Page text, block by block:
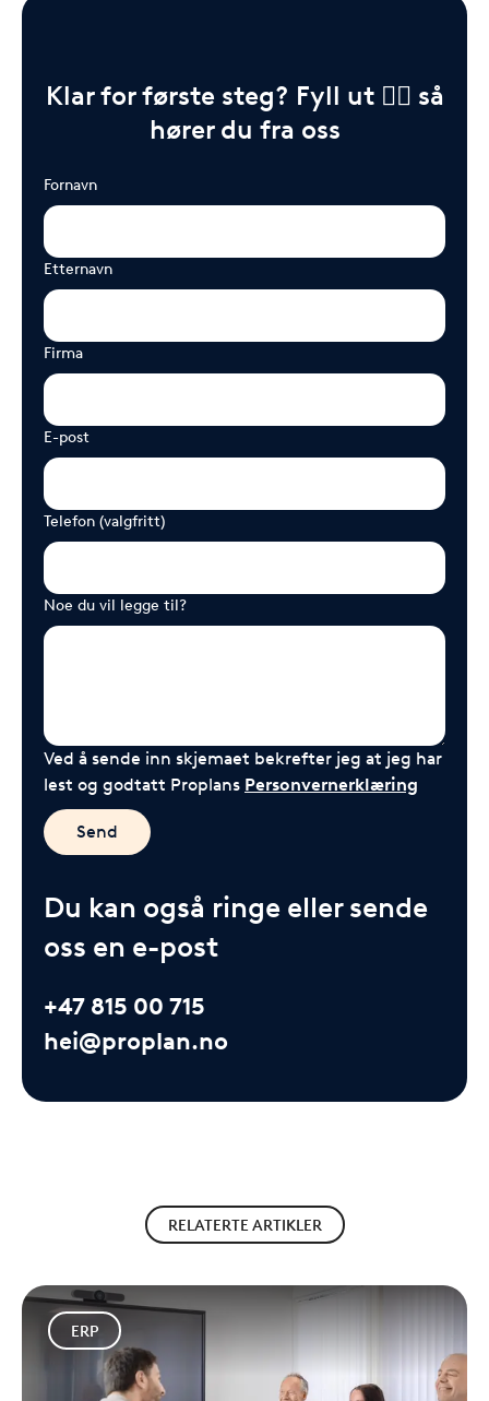
Klar for første steg? Fyll ut 👇🏻 så
hører du fra oss
Fornavn
Etternavn
Firma
E-post
Telefon (valgfritt)
Noe du vil legge til?
Ved å sende inn skjemaet bekrefter jeg at jeg har
lest og godtatt Proplans Personvernerklæring
Send
Du kan også ringe eller sende
oss en e-post
+47 815 00 715
hei@proplan.no
RELATERTE ARTIKLER
ERP